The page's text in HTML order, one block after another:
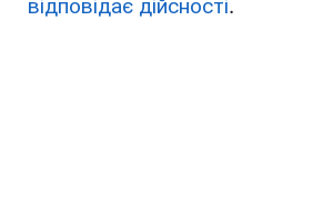
відповідає дійсності.